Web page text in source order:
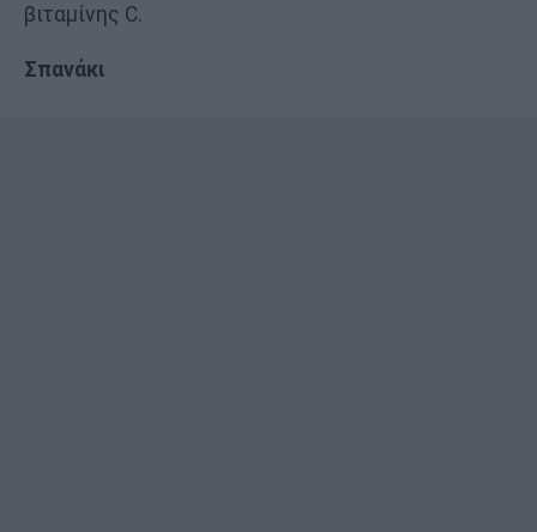
βιταμίνης C.
Σπανάκι